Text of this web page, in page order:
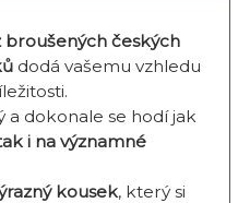
broušených českých
dodá vašemu vzhledu
a dokonale se hodí jak
i na významné
kousek, který si